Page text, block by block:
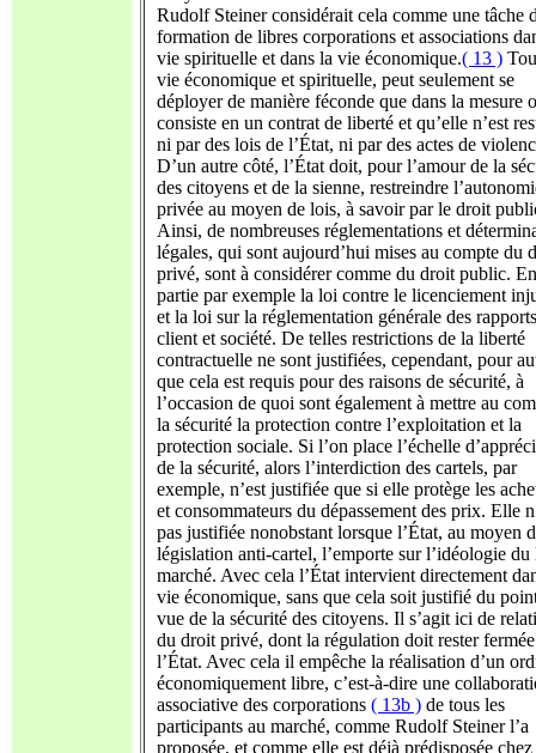
Rudolf Steiner considérait cela comme une tâche
formation de libres corporations et associations
vie spirituelle et dans la vie économique.( 13 )
vie économique et spirituelle, peut seulement se
déployer de manière féconde que dans la mesure
consiste en un contrat de liberté et qu’elle n’est
ni par des lois de l’État, ni par des actes de
D’un autre côté, l’État doit, pour l’amour de la
des citoyens et de la sienne, restreindre
privée au moyen de lois, à savoir par le droit
Ainsi, de nombreuses réglementations et
légales, qui sont aujourd’hui mises au compte du
privé, sont à considérer comme du droit public.
partie par exemple la loi contre le licenciement
et la loi sur la réglementation générale des
client et société. De telles restrictions de la liberté
contractuelle ne sont justifiées, cependant, pour
que cela est requis pour des raisons de sécurité, à
l’occasion de quoi sont également à mettre au
la sécurité la protection contre l’exploitation et la
protection sociale. Si l’on place l’échelle
de la sécurité, alors l’interdiction des cartels, par
exemple, n’est justifiée que si elle protège les
et consommateurs du dépassement des prix. Elle
pas justifiée nonobstant lorsque l’État, au moyen
législation anti-cartel, l’emporte sur l’idéologie du
marché. Avec cela l’État intervient directement
vie économique, sans que cela soit justifié du
vue de la sécurité des citoyens. Il s’agit ici de
du droit privé, dont la régulation doit rester
l’État. Avec cela il empêche la réalisation d’un
économiquement libre, c’est-à-dire une
associative des corporations ( 13b ) de tous les
participants au marché, comme Rudolf Steiner l’a
proposée, et comme elle est déjà prédisposée chez